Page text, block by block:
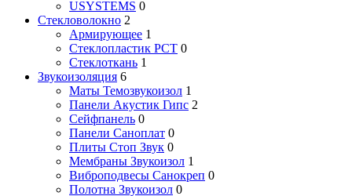
USYSTEMS 0
Стекловолокно 2
Армирующее 1
Стеклопластик РСТ 0
Стеклоткань 1
Звукоизоляция 6
Маты Темозвукоизол 1
Панели Акустик Гипс 2
Сейфпанель 0
Панели Саноплат 0
Плиты Стоп Звук 0
Мембраны Звукоизол 1
Виброподвесы Санокреп 0
Полотна Звукоизол 0